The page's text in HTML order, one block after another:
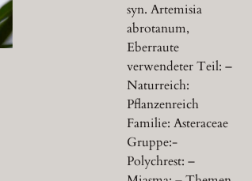
syn. Artemisia
abrotanum,
Eberraute
verwendeter Teil: –
Naturreich:
Pflanzenreich
Familie: Asteraceae
Gruppe:-
Polychrest: –